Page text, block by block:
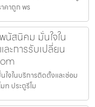
คาถูก พร
นัสนิคม มั่นใจใน
ะการรับเปลี่ยน
จในบริการติดตั้งและซ่อม
ท ประตูรีโม